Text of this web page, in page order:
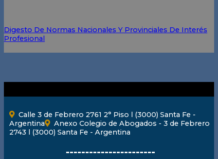
Digesto De Normas Nacionales Y Provinciales De Interés
Profesional
Calle 3 de Febrero 2761 2° Piso l (3000) Santa Fe -
Argentina
Anexo Colegio de Abogados - 3 de Febrero
2743 l (3000) Santa Fe - Argentina
-----------------------